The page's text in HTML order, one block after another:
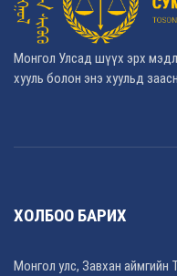
Монгол Улсад шүүх эрх
хууль болон энэ хуульд
ХОЛБОО БАРИХ
Монгол улс, Завхан